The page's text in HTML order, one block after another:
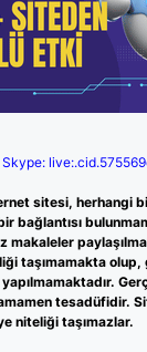
Skype:
sitesi, herhangi
bağlantısı
makaleler
taşımamakta
yapılmamaktadır.
tesadüfidir.
niteliği taşımazlar.